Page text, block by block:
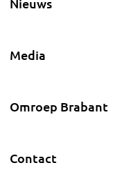
Media
Omroep Brabant
Contact